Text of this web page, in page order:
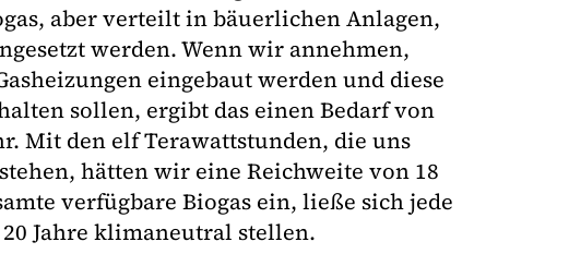
aber verteilt in bäuerlichen Anlagen,
werden. Wenn wir annehmen,
eingebaut werden und diese
sollen, ergibt das einen Bedarf von
Mit den elf Terawattstunden, die uns
hätten wir eine Reichweite von 18
verfügbare Biogas ein, ließe sich jede
Jahre klimaneutral stellen.